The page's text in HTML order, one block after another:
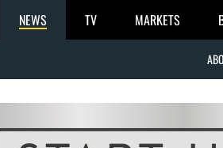
NEWS TV MARKETS
ABO